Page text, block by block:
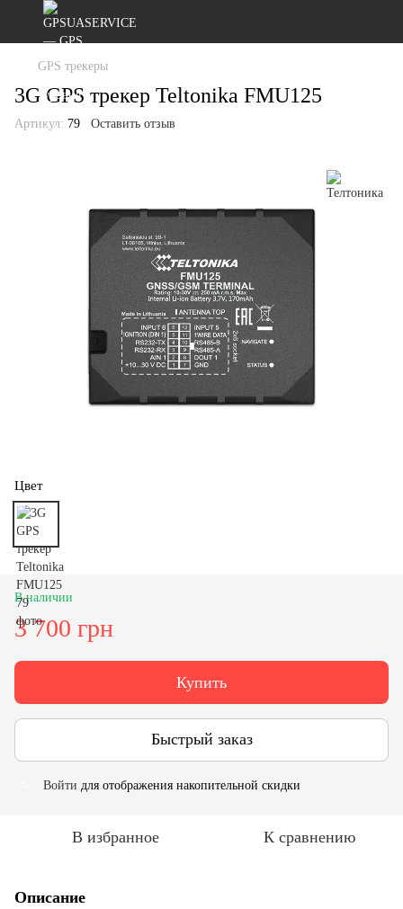
GPS трекеры
3G GPS трекер Teltonika FMU125
Артикул: 79 Оставить отзыв
Цвет
В наличии
3 700 грн
Купить
Быстрый заказ
Войти для отображения накопительной скидки
В избранное К сравнению
Описание